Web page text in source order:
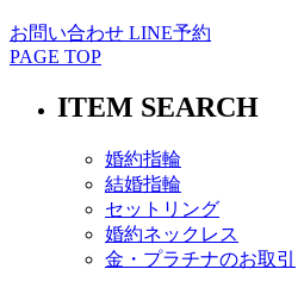
お問い合わせ LINE予約
PAGE TOP
ITEM SEARCH
婚約指輪
結婚指輪
セットリング
婚約ネックレス
金・プラチナのお取引